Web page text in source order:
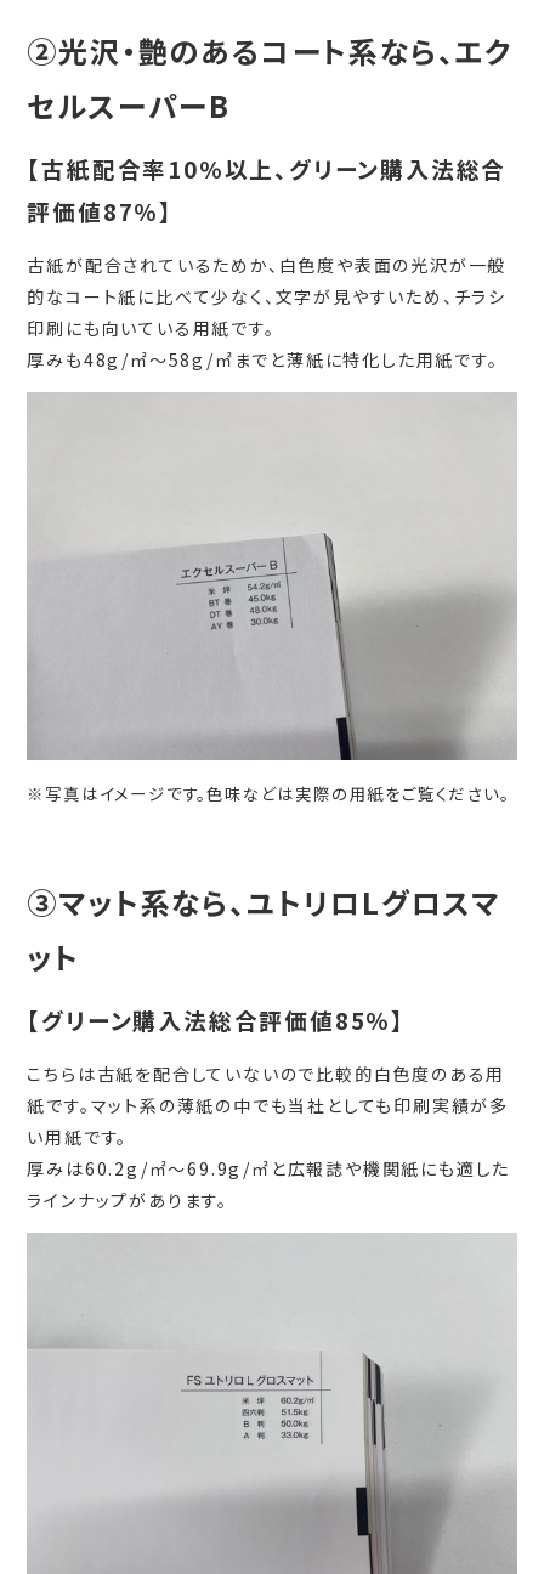
②光沢・艶のあるコート系なら、エク
セルスーパーB
【古紙配合率10％以上、グリーン購入法総合
評価値87％】
古紙が配合されているためか、白色度や表面の光沢が一般
的なコート紙に比べて少なく、文字が見やすいため、チラシ
印刷にも向いている用紙です。
厚みも48g/㎡～58g/㎡までと薄紙に特化した用紙です。
※写真はイメージです。色味などは実際の用紙をご覧ください。
③マット系なら、ユトリロLグロスマ
ット
【グリーン購入法総合評価値85％】
こちらは古紙を配合していないので比較的白色度のある用
紙です。マット系の薄紙の中でも当社としても印刷実績が多
い用紙です。
厚みは60.2g/㎡～69.9g/㎡と広報誌や機関紙にも適した
ラインナップがあります。